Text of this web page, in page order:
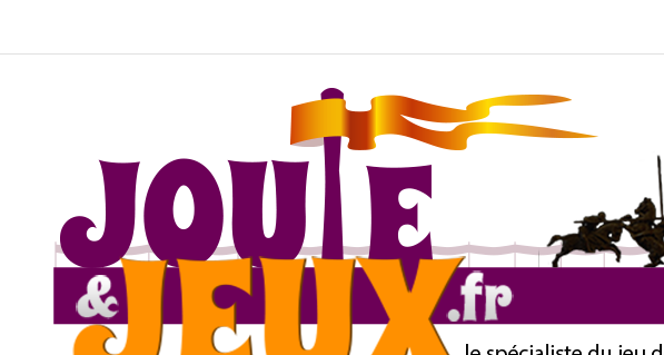
contenu